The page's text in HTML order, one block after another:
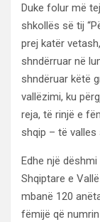
Duke folur më
shkollës së tij
prej katër
shndërruar në
shndëruar këtë
vallëzimi, ku
reja, të rinjë e
shqip – të valles
Edhe një
Shqiptare e
mbanë 120
fëmijë që